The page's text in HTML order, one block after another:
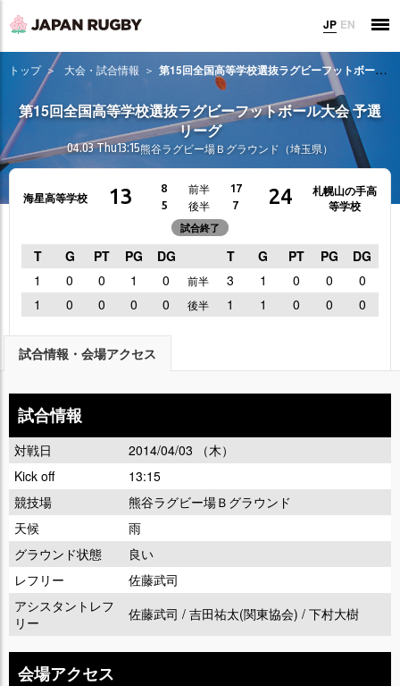
JP EN
トップ 大会・試合情報 第15回全国高等学校選抜ラグビーフットボール大会 予選リーグ
第15回全国高等学校選抜ラグビーフットボール大会 予選
リーグ
04.03 Thu13:15熊谷ラグビー場Ｂグラウンド（埼玉県）
海星高等学校 13 8 前半
17
5
後半 7
試合終了
24
札幌山の手高
等学校
T G PT PG DG T G PT PG
DG
1
0 0 1 0 前半 3 1 0 0
0
1
0 0 0 0 後半 1 1 0 0 0
試合情報・会場アクセス
試合情報
対戦日
2014/04/03 （木）
Kick off
13:15
競技場
熊谷ラグビー場Ｂグラウンド
天候
雨
グラウンド状態
良い
レフリー
佐藤武司
アシスタントレフ
リー
佐藤武司 / 吉田祐太(関東協会) / 下村大樹
会場アクセス